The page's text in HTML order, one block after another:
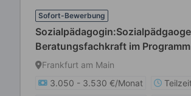
Sofort-Bewerbung
Beratungsfachkraft im
Frankfurt am Main
3.050 - 3.530 €/Monat
Teilzeit